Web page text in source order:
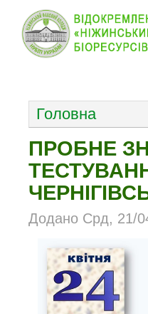
Головна
ПРОБНЕ
Додано Срд, 21/